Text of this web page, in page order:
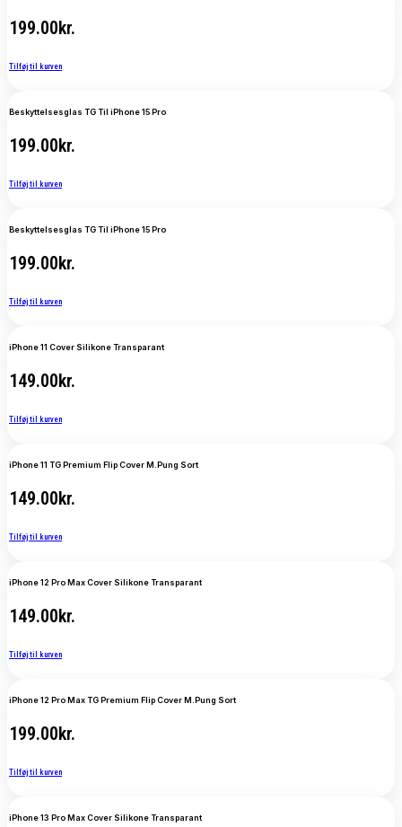
199.00kr.
Tilføj til kurven
Beskyttelsesglas TG Til iPhone 15 Pro
199.00kr.
Tilføj til kurven
Beskyttelsesglas TG Til iPhone 15 Pro
199.00kr.
Tilføj til kurven
iPhone 11 Cover Silikone Transparant
149.00kr.
Tilføj til kurven
iPhone 11 TG Premium Flip Cover M.Pung Sort
149.00kr.
Tilføj til kurven
iPhone 12 Pro Max Cover Silikone Transparant
149.00kr.
Tilføj til kurven
iPhone 12 Pro Max TG Premium Flip Cover M.Pung Sort
199.00kr.
Tilføj til kurven
iPhone 13 Pro Max Cover Silikone Transparant